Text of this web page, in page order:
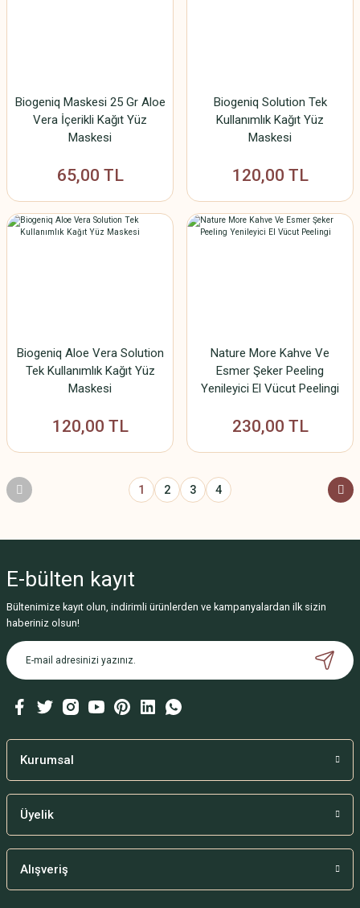
Biogeniq Maskesi 25 Gr Aloe
Vera İçerikli Kağıt Yüz
Maskesi
65,00 TL
Biogeniq Solution Tek
Kullanımlık Kağıt Yüz
Maskesi
120,00 TL
Biogeniq Aloe Vera Solution
Tek Kullanımlık Kağıt Yüz
Maskesi
120,00 TL
Nature More Kahve Ve
Esmer Şeker Peeling
Yenileyici El Vücut Peelingi
230,00 TL
1 2 3 4
E-bülten kayıt
Bültenimize kayıt olun, indirimli ürünlerden ve kampanyalardan ilk sizin
haberiniz olsun!
Kurumsal
Üyelik
Alışveriş